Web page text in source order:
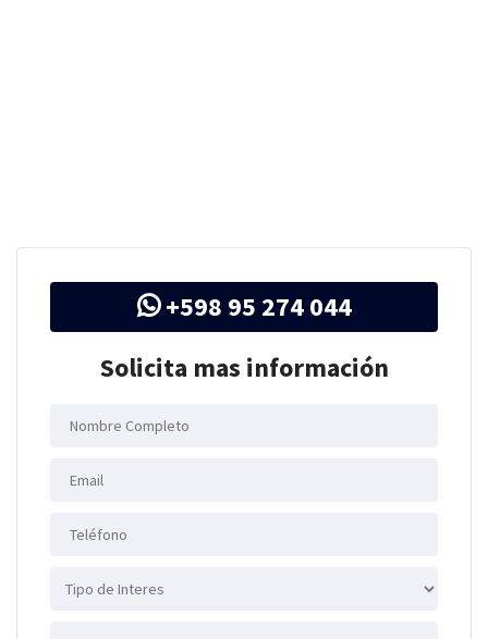
+598 95 274 044
Solicita mas información